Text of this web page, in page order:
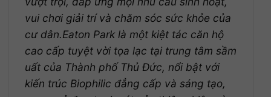
vui chơi giải trí và chăm sóc sức khỏe của
cư dân.Eaton Park là một kiệt tác căn hộ
cao cấp tuyệt vời tọa lạc tại trung tâm sầm
uất của Thành phố Thủ Đức, nổi bật với
kiến trúc Biophilic đẳng cấp và sáng tạo,